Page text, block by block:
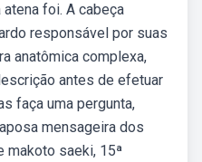
foi. A cabeça
responsável por suas
anatômica complexa,
antes de efetuar
faça uma pergunta,
mensageira dos
makoto saeki, 15ª